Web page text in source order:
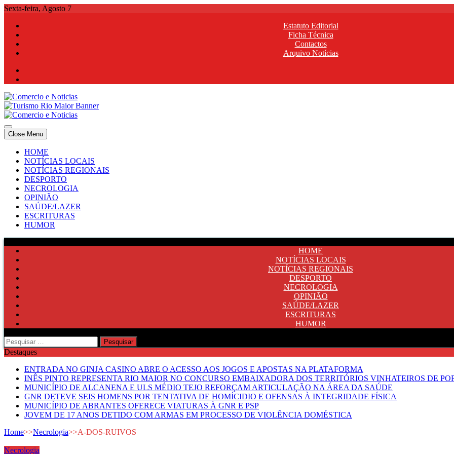
Skip
content
Sexta-feira, Agosto 7
Estatuto Editorial
Ficha Técnica
Contactos
Arquivo Notícias
Comercio e Noticias
Notícias e Publicidade Online
Comercio e Noticias
Notícias e Publicidade Online
Close Menu
HOME
NOTÍCIAS LOCAIS
NOTÍCIAS REGIONAIS
DESPORTO
NECROLOGIA
OPINIÃO
SAÚDE/LAZER
ESCRITURAS
HUMOR
HOME
NOTÍCIAS LOCAIS
NOTÍCIAS REGIONAIS
DESPORTO
NECROLOGIA
OPINIÃO
SAÚDE/LAZER
ESCRITURAS
HUMOR
Pesquisar
por:
Destaques
ENTRADA NO GINJA CASINO ABRE O ACESSO AOS JOGOS E APOSTAS NA PLATAFORMA
INÊS PINTO REPRESENTA RIO MAIOR NO CONCURSO EMBAIXADORA DOS TERRITÓRIOS VINHATEIROS DE
MUNICÍPIO DE ALCANENA E ULS MÉDIO TEJO REFORÇAM ARTICULAÇÃO NA ÁREA DA SAÚDE
GNR DETEVE SEIS HOMENS POR TENTATIVA DE HOMÍCIDIO E OFENSAS À INTEGRIDADE FÍSICA
MUNICÍPIO DE ABRANTES OFERECE VIATURAS À GNR E PSP
JOVEM DE 17 ANOS DETIDO COM ARMAS EM PROCESSO DE VIOLÊNCIA DOMÉSTICA
Home>>Necrologia>>A-DOS-RUIVOS
Necrologia